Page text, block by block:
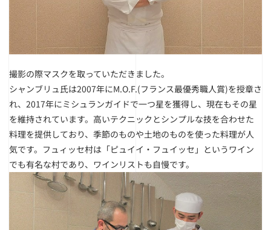
撮影の際マスクを取っていただきました。
シャンブリュ氏は2007年にM.O.F.(フランス最優秀職人賞)を授章さ
れ、2017年にミシュランガイドで一つ星を獲得し、現在もその星
を維持されています。高いテクニックとシンプルな技を合わせた
料理を提供しており、季節のものや土地のものを使った料理が人
気です。フュィッセ村は「ピュイイ・フュイッセ」というワイン
でも有名な村であり、ワインリストも自慢です。